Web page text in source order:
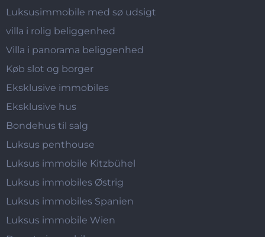
Luksusimmobile med sø udsigt
villa i rolig beliggenhed
Villa i panorama beliggenhed
Køb slot og borger
Eksklusive immobiles
Eksklusive hus
Bondehus til salg
Luksus penthouse
Luksus immobile Kitzbühel
Luksus immobiles Østrig
Luksus immobiles Spanien
Luksus immobile Wien